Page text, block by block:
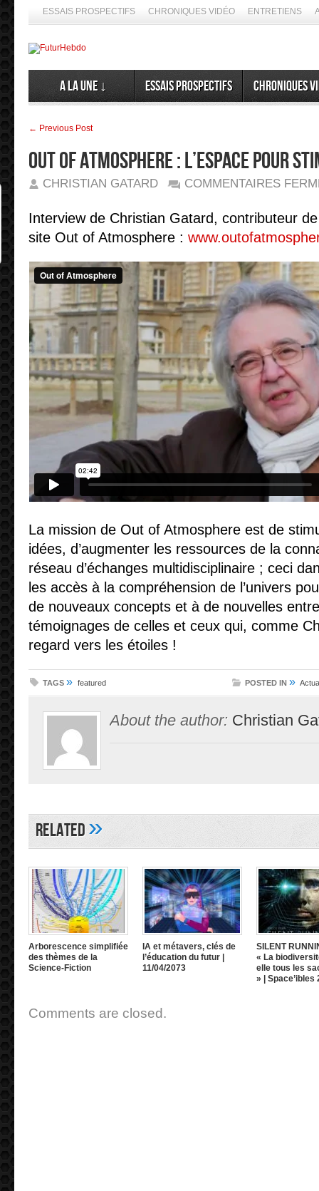
ESSAIS PROSPECTIFS CHRONIQUES VIDÉO ENTRETIENS
A la Une ↓ Essais prospectifs Chroniques
← Previous Post
Out Of Atmosphere : L’espace pour
CHRISTIAN GATARD COMMENTAIRES
Interview de Christian Gatard, contributeur
site Out of Atmosphere :
La mission de Out of Atmosphere est de
idées, d’augmenter les ressources de la
réseau d’échanges multidisciplinaire ; ceci
les accès à la compréhension de l’univers
de nouveaux concepts et à de nouvelles
témoignages de celles et ceux qui, comme
regard vers les étoiles !
TAGS » featured POSTED IN »
About the author: Christian
Related»
Arborescence simplifiée
des thèmes de la
Science-Fiction
IA et métavers, clés de
l’éducation du futur |
11/04/2073
SILENT
« La
elle tous les
» | Space’ibles
Comments are closed.